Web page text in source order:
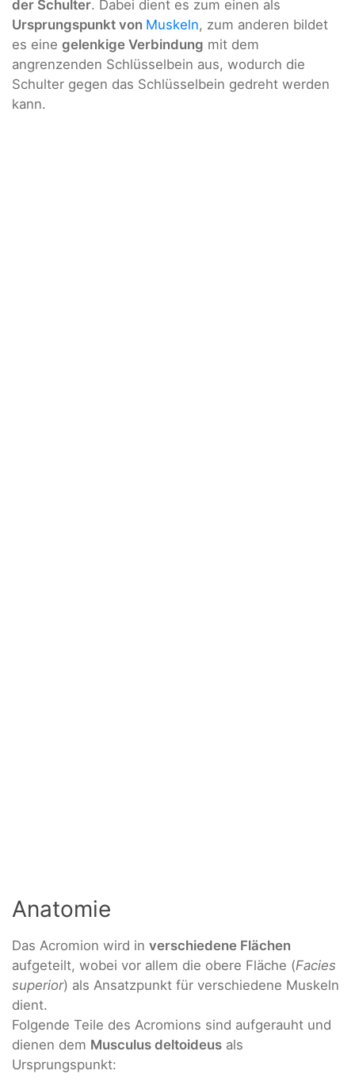
der Schulter. Dabei dient es zum einen als
Ursprungspunkt von Muskeln, zum anderen bildet
es eine gelenkige Verbindung mit dem
angrenzenden Schlüsselbein aus, wodurch die
Schulter gegen das Schlüsselbein gedreht werden
kann.
Anatomie
Das Acromion wird in verschiedene Flächen
aufgeteilt, wobei vor allem die obere Fläche (Facies
superior) als Ansatzpunkt für verschiedene Muskeln
dient.
Folgende Teile des Acromions sind aufgerauht und
dienen dem Musculus deltoideus als
Ursprungspunkt: